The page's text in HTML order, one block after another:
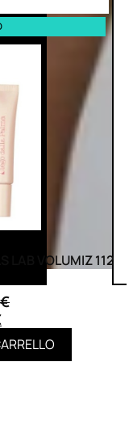
LAB VOLUMIZ 112
€